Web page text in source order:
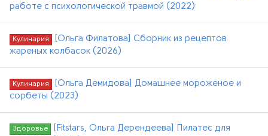
работе с психологической травмой (2022)
Кулинария
[Ольга Филатова] Сборник из рецептов
жареных колбасок (2026)
Кулинария
[Ольга Демидова] Домашнее мороженое и
сорбеты (2023)
Здоровье
[Fitstars, Ольга Дерендеева] Пилатес для